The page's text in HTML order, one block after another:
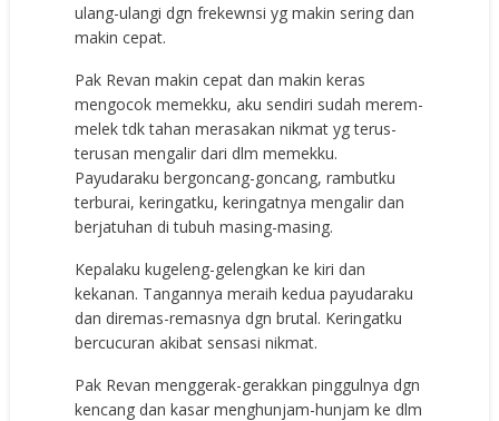
ulang-ulangi dgn frekewnsi yg makin sering dan
makin cepat.
Pak Revan makin cepat dan makin keras
mengocok memekku, aku sendiri sudah merem-
melek tdk tahan merasakan nikmat yg terus-
terusan mengalir dari dlm memekku.
Payudaraku bergoncang-goncang, rambutku
terburai, keringatku, keringatnya mengalir dan
berjatuhan di tubuh masing-masing.
Kepalaku kugeleng-gelengkan ke kiri dan
kekanan. Tangannya meraih kedua payudaraku
dan diremas-remasnya dgn brutal. Keringatku
bercucuran akibat sensasi nikmat.
Pak Revan menggerak-gerakkan pinggulnya dgn
kencang dan kasar menghunjam-hunjam ke dlm